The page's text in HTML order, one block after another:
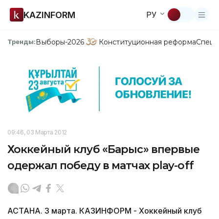
KAZINFORM РУ
Тренды:Выборы-2026 Конституционная реформа
09:46, 03 Марта 2012
Хоккейный клуб «Барыс» впервые
одержал победу в матчах play-off
АСТАНА. 3 марта. КАЗИНФОРМ - Хоккейный клуб